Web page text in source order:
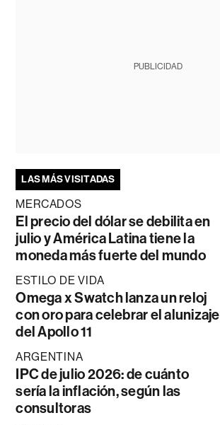
PUBLICIDAD
LAS MÁS VISITADAS
MERCADOS
El precio del dólar se debilita en
julio y América Latina tiene la
moneda más fuerte del mundo
ESTILO DE VIDA
Omega x Swatch lanza un reloj
con oro para celebrar el alunizaje
del Apollo 11
ARGENTINA
IPC de julio 2026: de cuánto
sería la inflación, según las
consultoras